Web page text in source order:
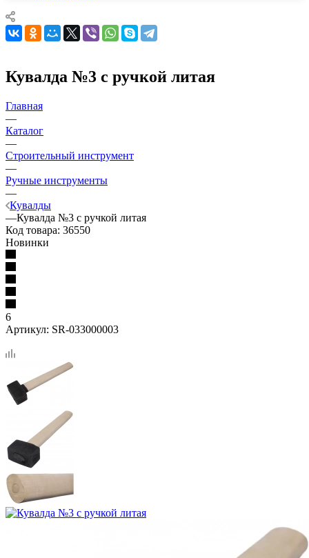
Кувалда №3 с ручкой литая
Главная
—
Каталог
—
Строительный инструмент
—
Ручные инструменты
—
Кувалды
—Кувалда №3 с ручкой литая
Код товара: 36550
Новинки
6
Артикул: SR-033000003